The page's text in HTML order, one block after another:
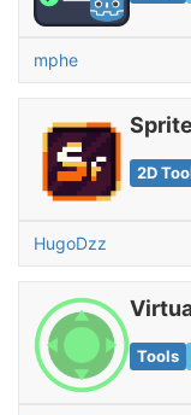
mphe
2D
HugoDzz
Tools